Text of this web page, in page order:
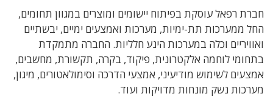
חברת רפאל עוסקת בפיתוח יישומים ומוצרים במגוון תחומים,
החל ממערכות תת-ימיות, מערכות ואמצעים ימיים, יבשתיים
ואוויריים וכלה במערכות הינע חלליות. החברה מתמקדת
בתחומי לוחמה אלקטרונית, פיקוד, בקרה, תקשורת, מחשבים,
אמצעים לשימוש מודיעיני, אמצעי הדרכה וסימולאטורים, מיגון,
מערכות נשק מונחות מדויקות ועוד.